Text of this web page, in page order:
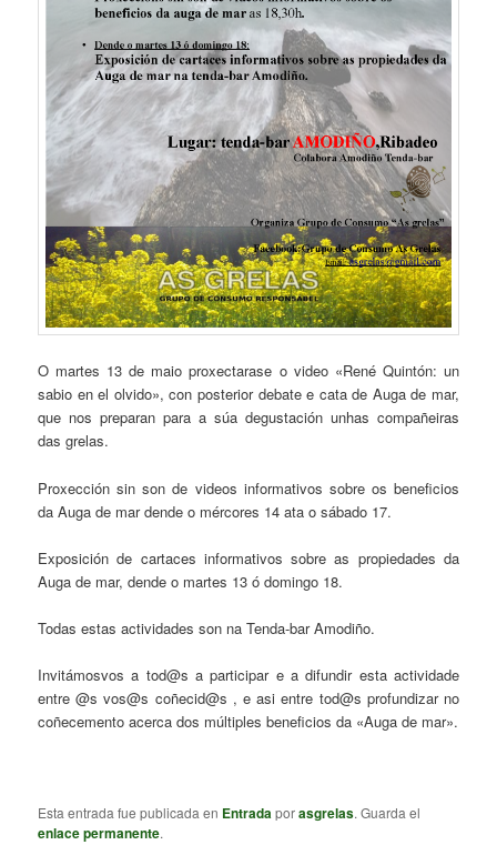
O martes 13 de maio proxectarase o video «René Quintón: un
sabio en el olvido», con posterior debate e cata de Auga de mar,
que nos preparan para a súa degustación unhas compañeiras
das grelas.
Proxección sin son de videos informativos sobre os beneficios
da Auga de mar dende o mércores 14 ata o sábado 17.
Exposición de cartaces informativos sobre as propiedades da
Auga de mar, dende o martes 13 ó domingo 18.
Todas estas actividades son na Tenda-bar Amodiño.
Invitámosvos a tod@s a participar e a difundir esta actividade
entre @s vos@s coñecid@s , e asi entre tod@s profundizar no
coñecemento acerca dos múltiples beneficios da «Auga de mar».
Esta entrada fue publicada en Entradaporasgrelas. Guarda el
enlace permanente.